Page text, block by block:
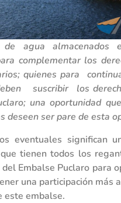
de agua
complementar los
quienes para
suscribir los
una oportunidad
deseen ser pare de esta
eventuales significan
que tienen todos los
del Embalse Puclaro para
una participación más
este embalse.